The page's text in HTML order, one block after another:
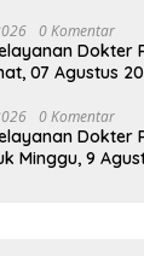
0 Komentar
Dokter
07 Agustus
0 Komentar
Dokter
Minggu, 9